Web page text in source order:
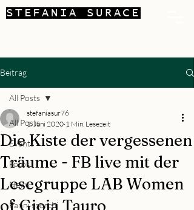
STEFANIA SURACE
Beitrag
All Posts
Events
Fotos
News
Panni sporchi
All Posts
Die Kiste der vergessenen
Träume - FB live mit der
Lesegruppe LAB Women
of Gioia Tauro
stefaniasur76
1. Juni 2020 1 Min. Lesezeit